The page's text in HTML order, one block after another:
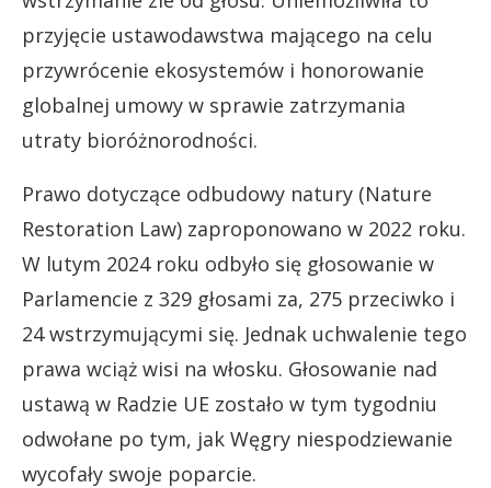
przyjęcie ustawodawstwa mającego na celu
przywrócenie ekosystemów i honorowanie
globalnej umowy w sprawie zatrzymania
utraty bioróżnorodności.
Prawo dotyczące odbudowy natury (Nature
Restoration Law) zaproponowano w 2022 roku.
W lutym 2024 roku odbyło się głosowanie w
Parlamencie z 329 głosami za, 275 przeciwko i
24 wstrzymującymi się. Jednak uchwalenie tego
prawa wciąż wisi na włosku. Głosowanie nad
ustawą w Radzie UE zostało w tym tygodniu
odwołane po tym, jak Węgry niespodziewanie
wycofały swoje poparcie.